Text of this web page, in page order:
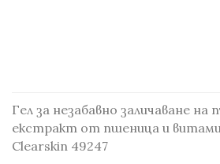
Гел за незабавно заличаване на
екстракт от пшеница и
Clearskin 49247